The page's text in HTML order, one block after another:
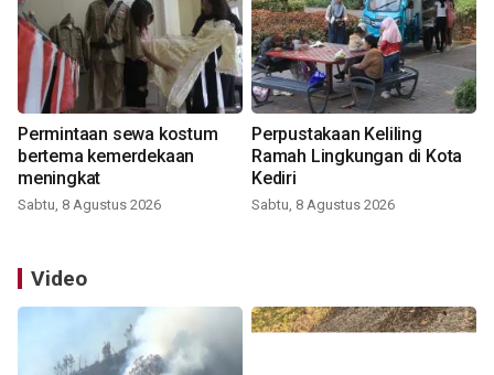
Permintaan sewa kostum
bertema kemerdekaan
meningkat
Sabtu, 8 Agustus 2026
Perpustakaan Keliling
Ramah Lingkungan di Kota
Kediri
Sabtu, 8 Agustus 2026
Video